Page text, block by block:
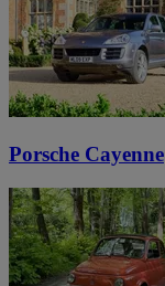
Porsche Cayenne